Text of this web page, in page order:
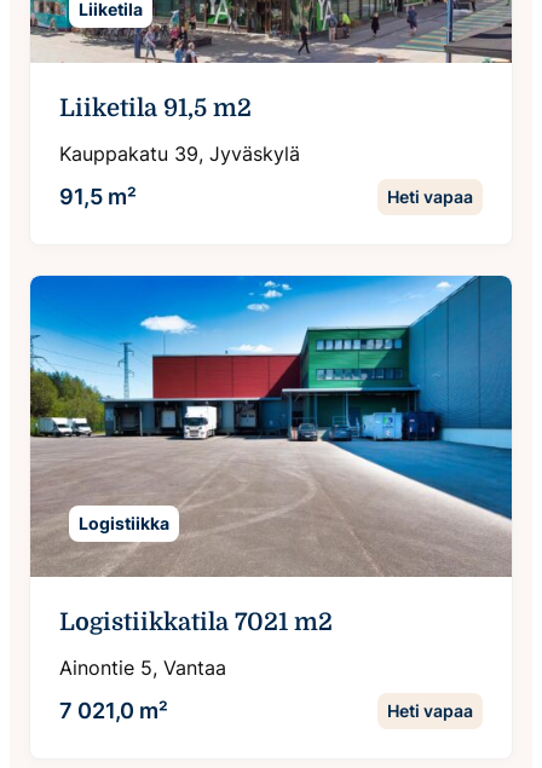
Liiketila
Liiketila 91,5 m2
Kauppakatu 39, Jyväskylä
91,5 m² Heti vapaa
Logistiikka
Logistiikkatila 7021 m2
Ainontie 5, Vantaa
7 021,0 m² Heti vapaa